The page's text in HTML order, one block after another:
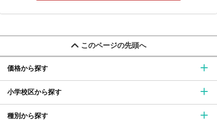
このページの先頭へ
価格から探す
小学校区から探す
種別から探す